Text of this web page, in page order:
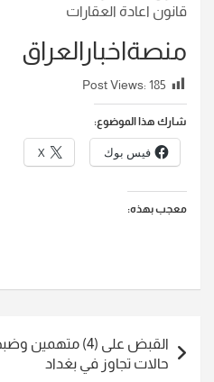
قانون اعادة العقارات
منصةاخبارالعراق
Post Views: 185
شارك هذا الموضوع:
فيس بوك X
معجب بهذه:
المقالات
القبض على (4)
حالات تجاوز في بغداد